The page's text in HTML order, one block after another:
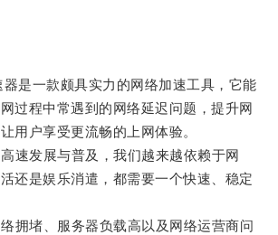
一款颇具实力的网络加速工具，它能
过程中常遇到的网络延迟问题，提升网
用户享受更流畅的上网体验。
发展与普及，我们越来越依赖于网
还是娱乐消遣，都需要一个快速、稳定
堵、服务器负载高以及网络运营商问